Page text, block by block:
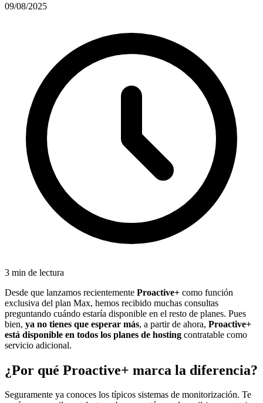
09/08/2025
3 min de lectura
Desde que lanzamos recientemente Proactive+ como función
exclusiva del plan Max, hemos recibido muchas consultas
preguntando cuándo estaría disponible en el resto de planes. Pues
bien, ya no tienes que esperar más, a partir de ahora, Proactive+
está disponible en todos los planes de hosting contratable como
servicio adicional.
¿Por qué Proactive+ marca la diferencia?
Seguramente ya conoces los típicos sistemas de monitorización. Te